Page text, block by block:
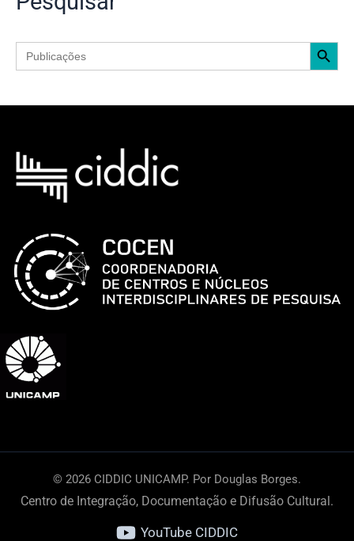
Search
for:
Search Button
© 2026 CIDDIC UNICAMP. Por Douglas Borges.
Centro de Integração, Documentação e Difusão Cultural.
YouTube CIDDIC